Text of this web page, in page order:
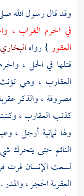
وقد قال رسول الله
في الحرم الغراب ،
العقور} رواهالبخاري
قتلها في الحل ،
العقارب ، وهي تؤنث
مصروفة ، والذكر
كذنب العقارب ،
ولها ثمانية أرجل ،
النائم حتى يتحرك
لسعت الإنسان فرت
العقربة الحجر ،